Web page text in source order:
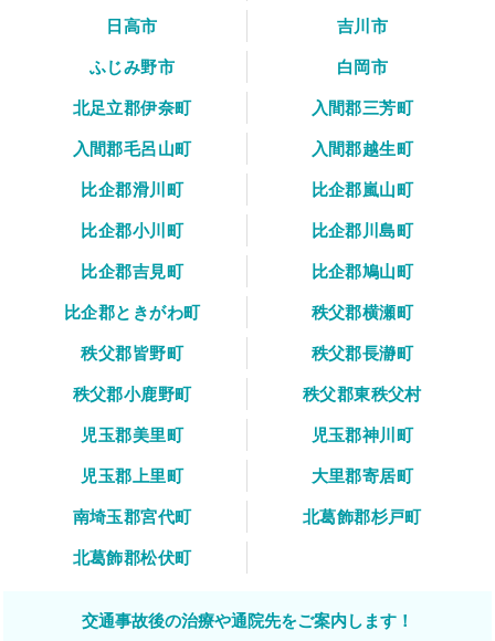
日高市
吉川市
ふじみ野市
白岡市
北足立郡伊奈町
入間郡三芳町
入間郡毛呂山町
入間郡越生町
比企郡滑川町
比企郡嵐山町
比企郡小川町
比企郡川島町
比企郡吉見町
比企郡鳩山町
比企郡ときがわ町
秩父郡横瀬町
秩父郡皆野町
秩父郡長瀞町
秩父郡小鹿野町
秩父郡東秩父村
児玉郡美里町
児玉郡神川町
児玉郡上里町
大里郡寄居町
南埼玉郡宮代町
北葛飾郡杉戸町
北葛飾郡松伏町
交通事故後の治療や通院先をご案内します！